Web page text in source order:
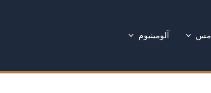
مس آلومینیوم